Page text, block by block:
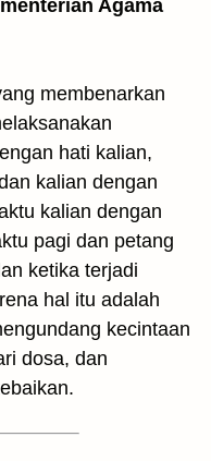
Agama
membenarkan
hati kalian,
kalian dengan
kalian dengan
pagi dan petang
ketika terjadi
hal itu adalah
kecintaan
dosa, dan